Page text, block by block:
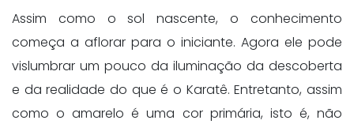
Assim como o sol nascente, o conhecimento
começa a aflorar para o iniciante. Agora ele pode
vislumbrar um pouco da iluminação da descoberta
e da realidade do que é o Karatê. Entretanto, assim
como o amarelo é uma cor primária, isto é, não